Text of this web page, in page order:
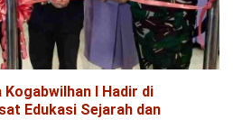
I Hadir di
Edukasi Sejarah dan